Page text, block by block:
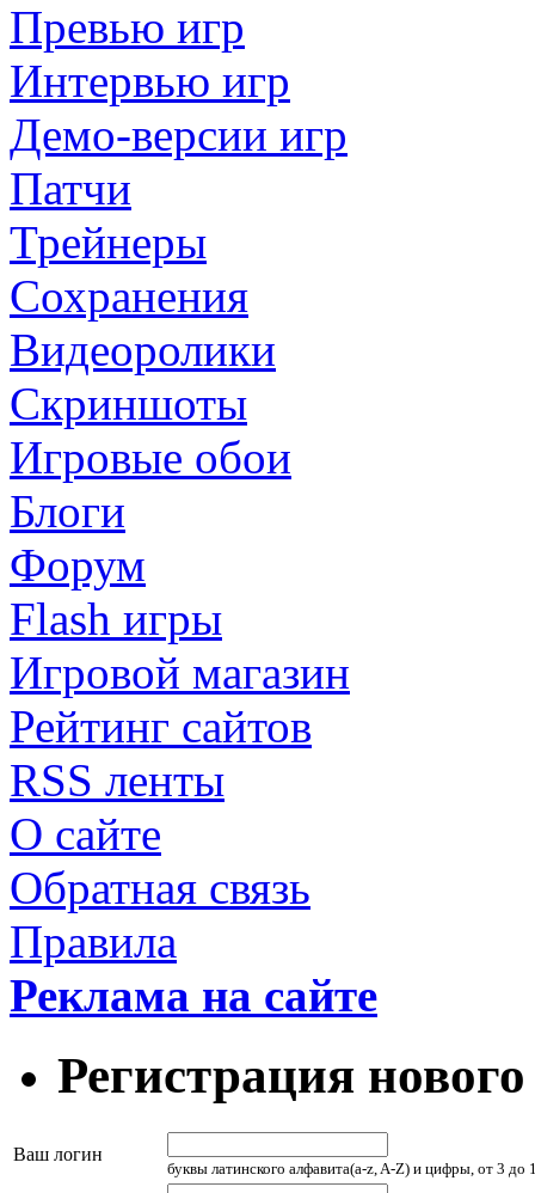
Превью игр
Интервью игр
Демо-версии игр
Патчи
Трейнеры
Сохранения
Видеоролики
Скриншоты
Игровые обои
Блоги
Форум
Flash игры
Игровой магазин
Рейтинг сайтов
RSS ленты
О сайте
Обратная связь
Правила
Реклама на сайте
Регистрация
Ваш логин
буквы латинского алфавита(a-z, A-Z) и цифры, от 3 до